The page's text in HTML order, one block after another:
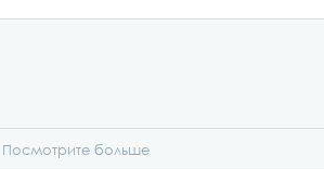
Посмотрите больше